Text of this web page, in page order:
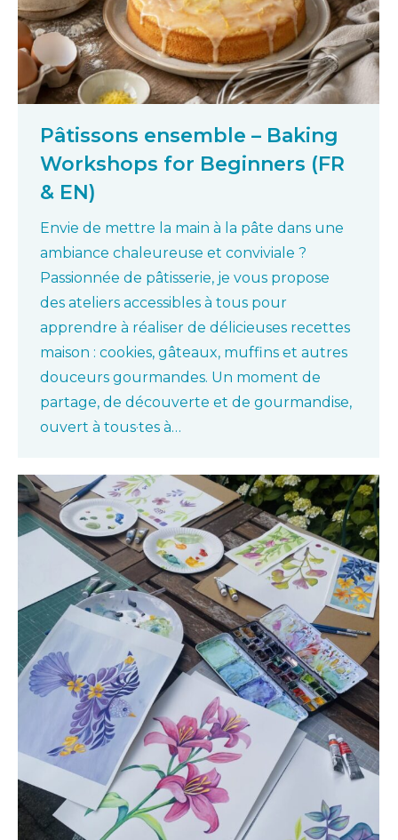
Pâtissons ensemble – Baking
Workshops for Beginners (FR
& EN)
Envie de mettre la main à la pâte dans une
ambiance chaleureuse et conviviale ?
Passionnée de pâtisserie, je vous propose
des ateliers accessibles à tous pour
apprendre à réaliser de délicieuses recettes
maison : cookies, gâteaux, muffins et autres
douceurs gourmandes. Un moment de
partage, de découverte et de gourmandise,
ouvert à tous·tes à…